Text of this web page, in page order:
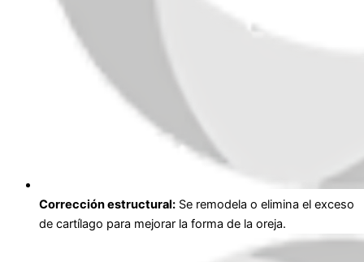
Corrección estructural: Se remodela o elimina el exceso
de cartílago para mejorar la forma de la oreja.